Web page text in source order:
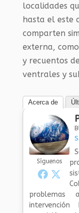
localidades
hasta el este
comparten
externa,
y recuentos
ventrales y
Acerca de
Síguenos
problemas